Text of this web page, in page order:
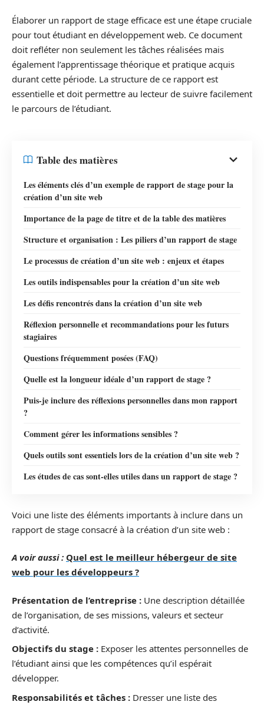
Élaborer un rapport de stage efficace est une étape cruciale
pour tout étudiant en développement web. Ce document
doit refléter non seulement les tâches réalisées mais
également l’apprentissage théorique et pratique acquis
durant cette période. La structure de ce rapport est
essentielle et doit permettre au lecteur de suivre facilement
le parcours de l’étudiant.
Table des matières
Les éléments clés d’un exemple de rapport de stage pour la
création d’un site web
Importance de la page de titre et de la table des matières
Structure et organisation : Les piliers d’un rapport de stage
Le processus de création d’un site web : enjeux et étapes
Les outils indispensables pour la création d’un site web
Les défis rencontrés dans la création d’un site web
Réflexion personnelle et recommandations pour les futurs
stagiaires
Questions fréquemment posées (FAQ)
Quelle est la longueur idéale d’un rapport de stage ?
Puis-je inclure des réflexions personnelles dans mon rapport
?
Comment gérer les informations sensibles ?
Quels outils sont essentiels lors de la création d’un site web ?
Les études de cas sont-elles utiles dans un rapport de stage ?
Voici une liste des éléments importants à inclure dans un
rapport de stage consacré à la création d’un site web :
A voir aussi : Quel est le meilleur hébergeur de site
web pour les développeurs ?
Présentation de l’entreprise : Une description détaillée
de l’organisation, de ses missions, valeurs et secteur
d’activité.
Objectifs du stage : Exposer les attentes personnelles de
l’étudiant ainsi que les compétences qu’il espérait
développer.
Responsabilités et tâches : Dresser une liste des